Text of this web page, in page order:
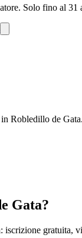
Solo fino al 31
Robledillo de Gata.
Gata?
gratuita,